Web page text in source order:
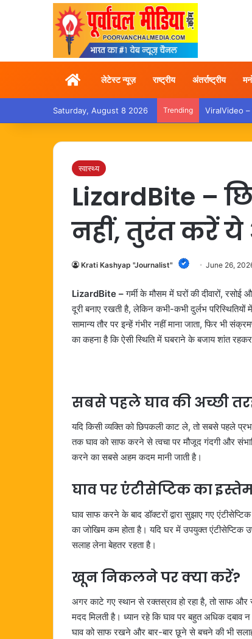
Homeलेटेस्ट न्यूज़ राष्ट्रीय अंतर्राष्ट्रीय
Saturday, August 8 2026 Trending ViralVideo –
स्वास्थ्य
LizardBite –
नहीं, तुरंत करें
Krati Kashyap "Journalist" June 26,
LizardBite –गर्मी के मौसम में घरों की दीवारों,
दूरी बनाए रखती है, लेकिन कभी-कभी दुर्लभ
सामान्य तौर पर इन्हें गंभीर नहीं माना जाता, फिर भी
का कहना है कि ऐसी स्थिति में घबराने के बजाय शांत
सबसे पहले घाव की अच्छी
यदि किसी व्यक्ति को छिपकली काट ले, तो सबसे पहले
तक घाव को साफ करने से त्वचा पर मौजूद गंदगी और
करने का सबसे अहम कदम मानी जाती है।
घाव पर एंटीसेप्टिक का
घाव साफ करने के बाद डॉक्टरों द्वारा सुझाए गए
का जोखिम कम होता है। यदि घर में उपयुक्त एंटीसेप्टिक
सलाह लेना बेहतर रहता है।
खून निकलने पर क्या करें?
अगर काटे गए स्थान से रक्तस्राव हो रहा है, तो साफ
मदद मिलती है। ध्यान रहे कि घाव पर बहुत अधिक दबाव
घाव को साफ रखने और बार-बार छूने से बचने की भी सलाह